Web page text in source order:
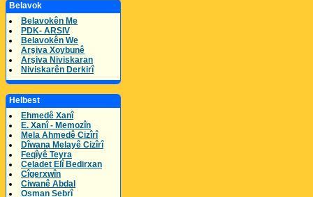
Belavok
Belavokên Me
PDK- ARSIV
Belavokên We
Arşiva Xoybunê
Arşiva Niviskaran
Niviskarên Derkirî
Helbest
Ehmedê Xanî
E. Xanî - Memozîn
Mela Ahmedê Cizîrî
Dîwana Melayê Cizîrî
Feqîyê Teyra
Celadet Elî Bedirxan
Cîgerxwîn
Ciwanê Abdal
Osman Sebrî